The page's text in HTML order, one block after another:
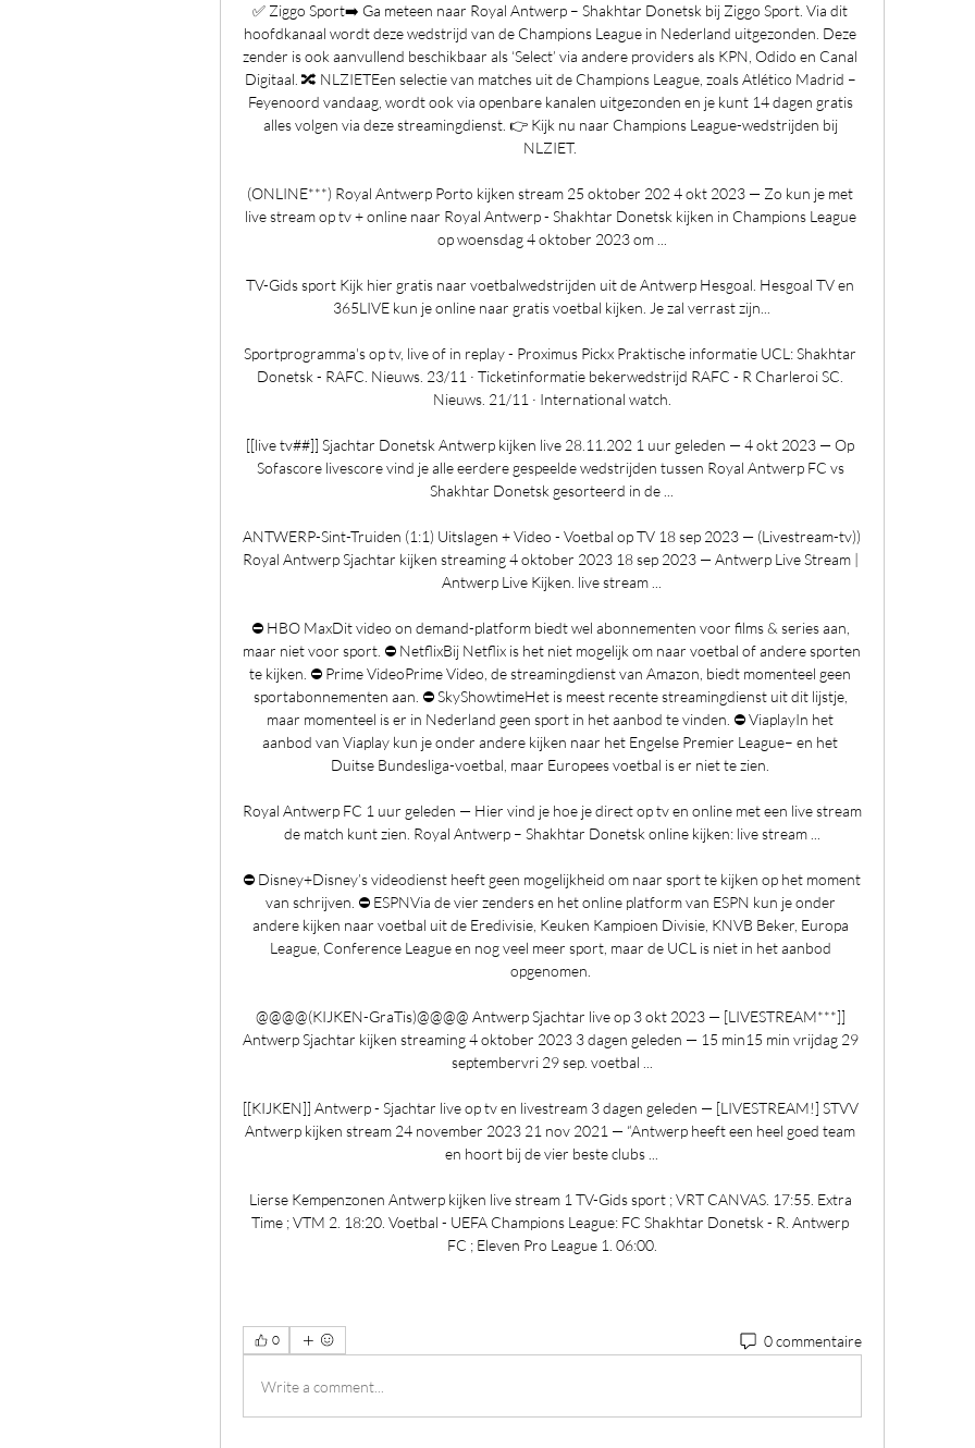
✅ Ziggo Sport➡️ Ga meteen naar Royal Antwerp – Shakhtar Donetsk bij Ziggo Sport. Via dit
hoofdkanaal wordt deze wedstrijd van de Champions League in Nederland uitgezonden. Deze
zender is ook aanvullend beschikbaar als ‘Select’ via andere providers als KPN, Odido en Canal
Digitaal. 🔀 NLZIETEen selectie van matches uit de Champions League, zoals Atlético Madrid –
Feyenoord vandaag, wordt ook via openbare kanalen uitgezonden en je kunt 14 dagen gratis
alles volgen via deze streamingdienst. 👉 Kijk nu naar Champions League-wedstrijden bij
NLZIET.
(ONLINE***) Royal Antwerp Porto kijken stream 25 oktober 202 4 okt 2023 — Zo kun je met
live stream op tv + online naar Royal Antwerp - Shakhtar Donetsk kijken in Champions League
op woensdag 4 oktober 2023 om ...
TV-Gids sport Kijk hier gratis naar voetbalwedstrijden uit de Antwerp Hesgoal. Hesgoal TV en
365LIVE kun je online naar gratis voetbal kijken. Je zal verrast zijn...
Sportprogramma's op tv, live of in replay - Proximus Pickx Praktische informatie UCL: Shakhtar
Donetsk - RAFC. Nieuws. 23/11 · Ticketinformatie bekerwedstrijd RAFC - R Charleroi SC.
Nieuws. 21/11 · International watch.
[[live tv##]] Sjachtar Donetsk Antwerp kijken live 28.11.202 1 uur geleden — 4 okt 2023 — Op
Sofascore livescore vind je alle eerdere gespeelde wedstrijden tussen Royal Antwerp FC vs
Shakhtar Donetsk gesorteerd in de ...
ANTWERP-Sint-Truiden (1:1) Uitslagen + Video - Voetbal op TV 18 sep 2023 — (Livestream-tv))
Royal Antwerp Sjachtar kijken streaming 4 oktober 2023 18 sep 2023 — Antwerp Live Stream |
Antwerp Live Kijken. live stream ...
⛔️ HBO MaxDit video on demand-platform biedt wel abonnementen voor films & series aan,
maar niet voor sport. ⛔️ NetflixBij Netflix is het niet mogelijk om naar voetbal of andere sporten
te kijken. ⛔️ Prime VideoPrime Video, de streamingdienst van Amazon, biedt momenteel geen
sportabonnementen aan. ⛔️ SkyShowtimeHet is meest recente streamingdienst uit dit lijstje,
maar momenteel is er in Nederland geen sport in het aanbod te vinden. ⛔️ ViaplayIn het
aanbod van Viaplay kun je onder andere kijken naar het Engelse Premier League– en het
Duitse Bundesliga-voetbal, maar Europees voetbal is er niet te zien.
Royal Antwerp FC 1 uur geleden — Hier vind je hoe je direct op tv en online met een live stream
de match kunt zien. Royal Antwerp – Shakhtar Donetsk online kijken: live stream ...
⛔️ Disney+Disney’s videodienst heeft geen mogelijkheid om naar sport te kijken op het moment
van schrijven. ⛔️ ESPNVia de vier zenders en het online platform van ESPN kun je onder
andere kijken naar voetbal uit de Eredivisie, Keuken Kampioen Divisie, KNVB Beker, Europa
League, Conference League en nog veel meer sport, maar de UCL is niet in het aanbod
opgenomen.
@@@@(KIJKEN-GraTis)@@@@ Antwerp Sjachtar live op 3 okt 2023 — [LIVESTREAM***]]
Antwerp Sjachtar kijken streaming 4 oktober 2023 3 dagen geleden — 15 min15 min vrijdag 29
septembervri 29 sep. voetbal ...
[[KIJKEN]] Antwerp - Sjachtar live op tv en livestream 3 dagen geleden — [LIVESTREAM!] STVV
Antwerp kijken stream 24 november 2023 21 nov 2021 — “Antwerp heeft een heel goed team
en hoort bij de vier beste clubs ...
Lierse Kempenzonen Antwerp kijken live stream 1 TV-Gids sport ; VRT CANVAS. 17:55. Extra
Time ; VTM 2. 18:20. Voetbal - UEFA Champions League: FC Shakhtar Donetsk - R. Antwerp
FC ; Eleven Pro League 1. 06:00.
0 0 commentaire
Write a comment...